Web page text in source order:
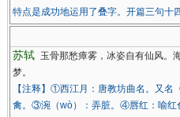
特点是成功地运用了叠字。开篇三句十
苏轼 玉骨那愁瘴雾，冰姿自有仙风。
梦。
【注释】①西江月：唐教坊曲名。又
禽。③涴（wò）：弄脏。④唇红：喻红